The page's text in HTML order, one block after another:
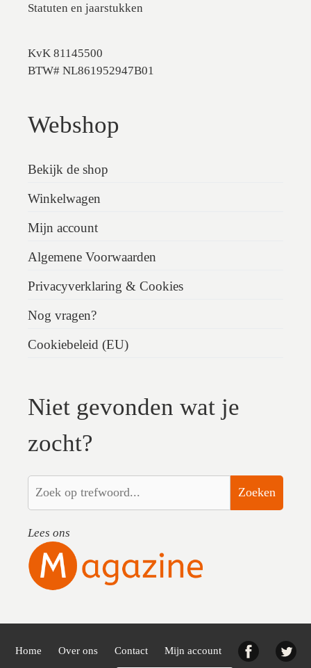
Statuten en jaarstukken
KvK 81145500
BTW# NL861952947B01
Webshop
Bekijk de shop
Winkelwagen
Mijn account
Algemene Voorwaarden
Privacyverklaring & Cookies
Nog vragen?
Cookiebeleid (EU)
Niet gevonden wat je
zocht?
Zoeken
Lees ons
Home Over ons Contact Mijn account Facebook